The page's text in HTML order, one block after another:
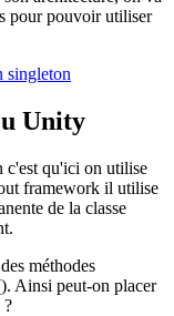
pour pouvoir utiliser
singleton
Unity
c'est qu'ici on utilise
framework il utilise
de la classe
méthodes
Ainsi peut-on placer
?